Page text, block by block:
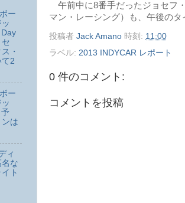
午前中に8番手だったジョセフ
マン・レーシング）も、午後のタ
投稿者 Jack Amano 時刻: 11:00
ラベル: 2013 INDYCAR レポート
0 件のコメント:
コメントを投稿
ー
・
2
ー
は
ィ
な
ト